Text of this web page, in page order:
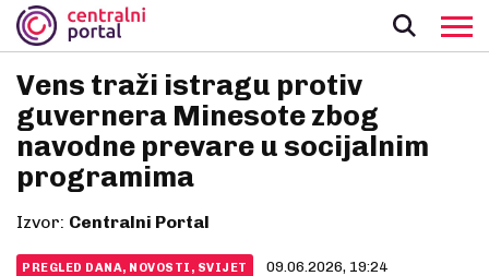
Vens traži istragu protiv
guvernera Minesote zbog
navodne prevare u socijalnim
programima
Izvor: Centralni Portal
PREGLED DANA, NOVOSTI, SVIJET 09.06.2026, 19:24